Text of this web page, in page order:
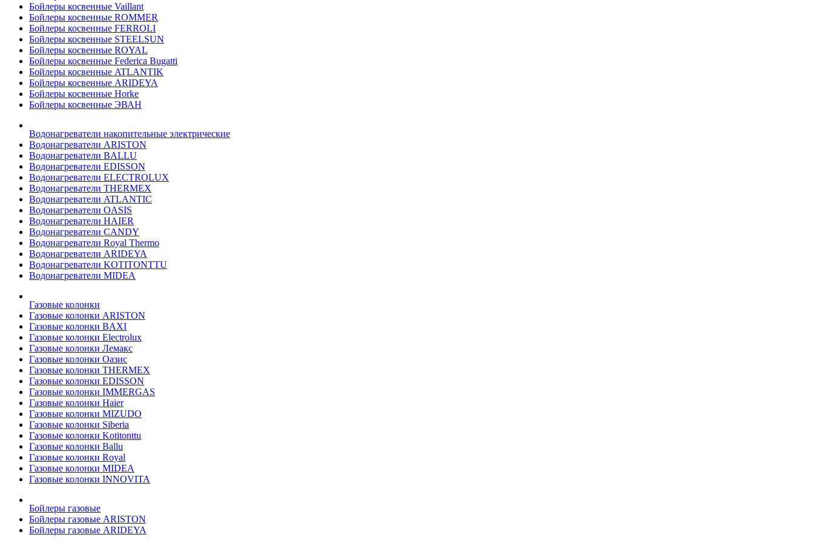
Бойлеры косвенные Vaillant
Бойлеры косвенные ROMMER
Бойлеры косвенные FERROLI
Бойлеры косвенные STEELSUN
Бойлеры косвенные ROYAL
Бойлеры косвенные Federica Bugatti
Бойлеры косвенные ATLANTIK
Бойлеры косвенные ARIDEYA
Бойлеры косвенные Horke
Бойлеры косвенные ЭВАН
Водонагреватели накопительные электрические
Водонагреватели ARISTON
Водонагреватели BALLU
Водонагреватели EDISSON
Водонагреватели ELECTROLUX
Водонагреватели THERMEX
Водонагреватели ATLANTIC
Водонагреватели OASIS
Водонагреватели HAIER
Водонагреватели CANDY
Водонагреватели Royal Thermo
Водонагреватели ARIDEYA
Водонагреватели KOTITONTTU
Водонагреватели MIDEA
Газовые колонки
Газовые колонки ARISTON
Газовые колонки BAXI
Газовые колонки Electrolux
Газовые колонки Лемакс
Газовые колонки Оазис
Газовые колонки THERMEX
Газовые колонки EDISSON
Газовые колонки IMMERGAS
Газовые колонки Haier
Газовые колонки MIZUDO
Газовые колонки Siberia
Газовые колонки Kotitonttu
Газовые колонки Ballu
Газовые колонки Royal
Газовые колонки MIDEA
Газовые колонки INNOVITA
Бойлеры газовые
Бойлеры газовые ARISTON
Бойлеры газовые ARIDEYA